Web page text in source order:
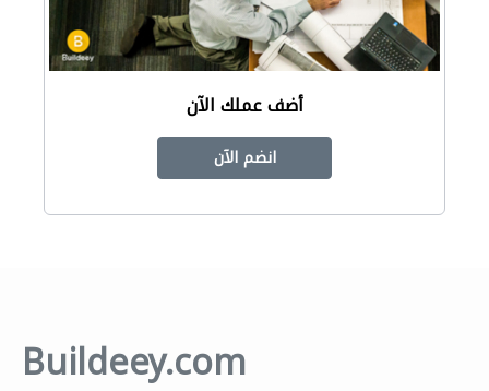
أضف عملك الآن
انضم الآن
Buildeey.com